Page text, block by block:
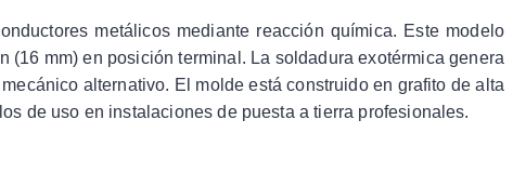
metálicos mediante reacción química. Este modelo
mm) en posición terminal. La soldadura exotérmica genera
alternativo. El molde está construido en grafito de alta
de uso en instalaciones de puesta a tierra profesionales.